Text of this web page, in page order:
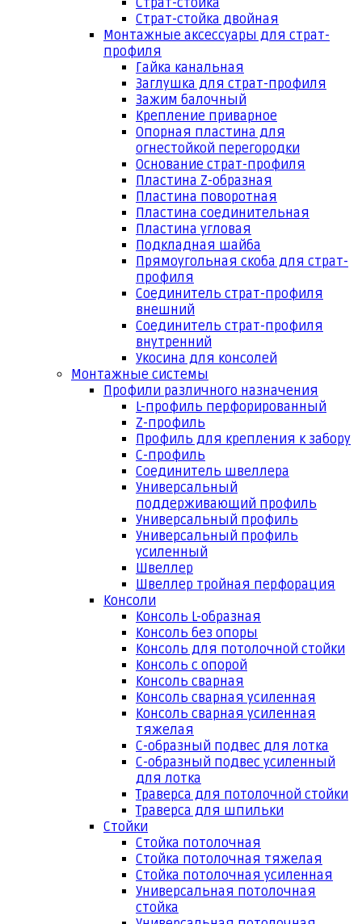
Страт-стойка
Страт-стойка двойная
Монтажные аксессуары для страт-
профиля
Гайка канальная
Заглушка для страт-профиля
Зажим балочный
Крепление приварное
Опорная пластина для
огнестойкой перегородки
Основание страт-профиля
Пластина Z-образная
Пластина поворотная
Пластина соединительная
Пластина угловая
Подкладная шайба
Прямоугольная скоба для страт-
профиля
Соединитель страт-профиля
внешний
Соединитель страт-профиля
внутренний
Укосина для консолей
Монтажные системы
Профили различного назначения
L-профиль перфорированный
Z-профиль
Профиль для крепления к забору
С-профиль
Соединитель швеллера
Универсальный
поддерживающий профиль
Универсальный профиль
Универсальный профиль
усиленный
Швеллер
Швеллер тройная перфорация
Консоли
Консоль L-образная
Консоль без опоры
Консоль для потолочной стойки
Консоль с опорой
Консоль сварная
Консоль сварная усиленная
Консоль сварная усиленная
тяжелая
С-образный подвес для лотка
С-образный подвес усиленный
для лотка
Траверса для потолочной стойки
Траверса для шпильки
Стойки
Стойка потолочная
Стойка потолочная тяжелая
Стойка потолочная усиленная
Универсальная потолочная
стойка